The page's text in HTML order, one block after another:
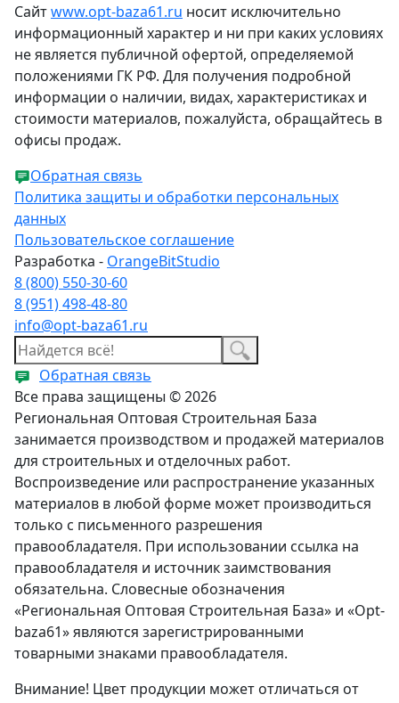
Сайтwww.opt-baza61.ru носит исключительно
информационный характер и ни при каких условиях
не является публичной офертой, определяемой
положениями ГК РФ. Для получения подробной
информации о наличии, видах, характеристиках и
стоимости материалов, пожалуйста, обращайтесь в
офисы продаж.
Обратная связь
Политика защиты и обработки персональных
данных
Пользовательское соглашение
Разработка - OrangeBitStudio
8 (800) 550-30-60
8 (951) 498-48-80
info@opt-baza61.ru
Обратная связь
Все права защищены © 2026
Региональная Оптовая Строительная База
занимается производством и продажей материалов
для строительных и отделочных работ.
Воспроизведение или распространение указанных
материалов в любой форме может производиться
только с письменного разрешения
правообладателя. При использовании ссылка на
правообладателя и источник заимствования
обязательна. Словесные обозначения
«Региональная Оптовая Строительная База» и «Opt-
baza61» являются зарегистрированными
товарными знаками правообладателя.
Внимание! Цвет продукции может отличаться от